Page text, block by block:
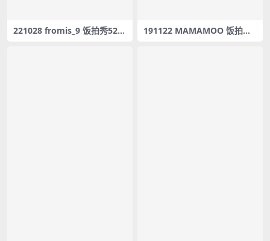
221028 fromis_9 饭拍秀52部
191122 MAMAMOO 饭拍秀3